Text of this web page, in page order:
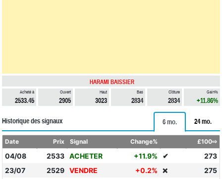
HARAMI BAISSIER
Acheté à
2533.45
Ouvert
2905
Haut
3023
Bas
2834
Clôture
2834
Gain%
+11.86%
Historique des signaux 6 mo. 24 mo.
Date Prix Signal Change% £100⇨
04/08 2533 ACHETER +11.9% ✔
273
23/07
2529 VENDRE +0.2% ❌
275